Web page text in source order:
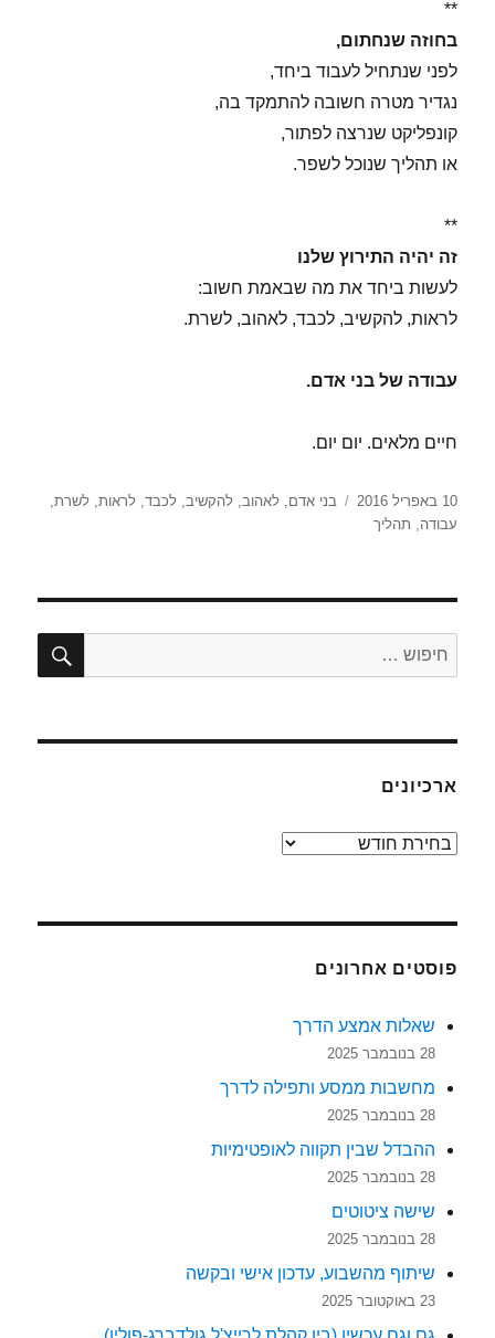
**
בחוזה שנחתום,
לפני שנתחיל לעבוד ביחד,
נגדיר מטרה חשובה להתמקד בה,
קונפליקט שנרצה לפתור,
או תהליך שנוכל לשפר.
**
זה יהיה התירוץ שלנו
לעשות ביחד את מה שבאמת חשוב:
לראות, להקשיב, לכבד, לאהוב, לשרת.
עבודה של בני אדם.
חיים מלאים. יום יום.
פורסם
בתאריך
10 באפריל 2016 תגיות
בני אדם,לאהוב,להקשיב,לכבד,לראות,לשרת,
עבודה, תהליך
חפש:
ארכיונים
ארכיונים
פוסטים אחרונים
שאלות אמצע הדרך
28 בנובמבר 2025
מחשבות ממסע ותפילה לדרך
28 בנובמבר 2025
ההבדל שבין תקווה לאופטימיות
28 בנובמבר 2025
שישה ציטוטים
28 בנובמבר 2025
שיתוף מהשבוע, עדכון אישי ובקשה
23 באוקטובר 2025